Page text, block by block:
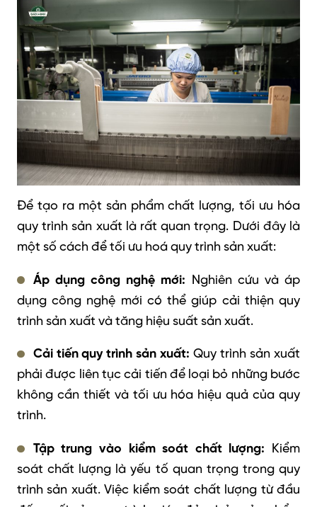
Để tạo ra một sản phẩm chất lượng, tối ưu hóa
quy trình sản xuất là rất quan trọng. Dưới đây là
một số cách để tối ưu hoá quy trình sản xuất:
Áp dụng công nghệ mới: Nghiên cứu và áp
dụng công nghệ mới có thể giúp cải thiện quy
trình sản xuất và tăng hiệu suất sản xuất.
Cải tiến quy trình sản xuất: Quy trình sản xuất
phải được liên tục cải tiến để loại bỏ những bước
không cần thiết và tối ưu hóa hiệu quả của quy
trình.
Tập trung vào kiểm soát chất lượng:
Kiểm
soát chất lượng là yếu tố quan trọng trong quy
trình sản xuất. Việc kiểm soát chất lượng từ đầu